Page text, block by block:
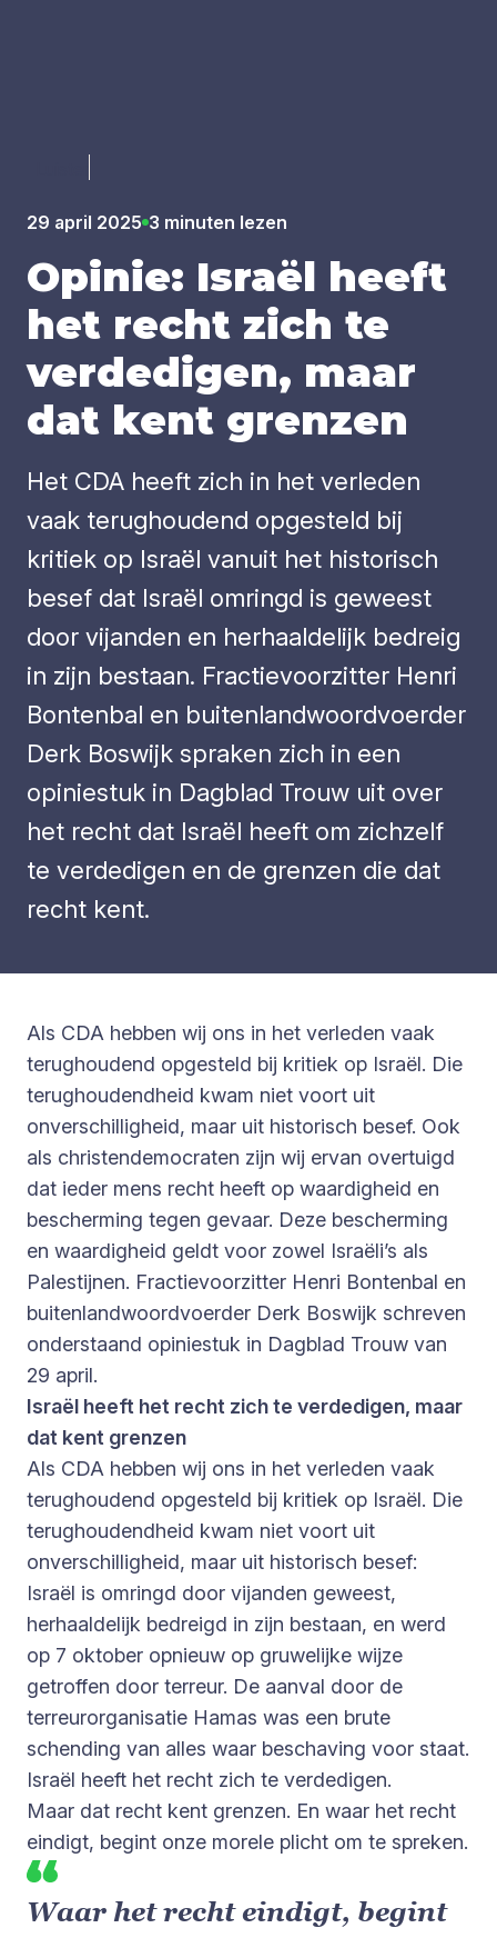
29 april 2025 3 minuten lezen
Opi­nie: Isra­ël heeft
het recht zich te
ver­de­di­gen, maar
dat kent gren­zen
Het CDA heeft zich in het verleden
vaak terughoudend opgesteld bij
kritiek op Israël vanuit het historisch
besef dat Israël omringd is geweest
door vijanden en herhaaldelijk bedreig
in zijn bestaan. Fractievoorzitter Henri
Bontenbal en buitenlandwoordvoerder
Derk Boswijk spraken zich in een
opiniestuk in Dagblad Trouw uit over
het recht dat Israël heeft om zichzelf
te verdedigen en de grenzen die dat
recht kent.
Als CDA hebben wij ons in het verleden vaak
terughoudend opgesteld bij kritiek op Israël. Die
terughoudendheid kwam niet voort uit
onverschilligheid, maar uit historisch besef. Ook
als christendemocraten zijn wij ervan overtuigd
dat ieder mens recht heeft op waardigheid en
bescherming tegen gevaar. Deze bescherming
en waardigheid geldt voor zowel Israëli’s als
Palestijnen. Fractievoorzitter Henri Bontenbal en
buitenlandwoordvoerder Derk Boswijk schreven
onderstaand opiniestuk in Dagblad Trouw van
29 april.
Israël heeft het recht zich te verdedigen, maar
dat kent grenzen
Als CDA hebben wij ons in het verleden vaak
terughoudend opgesteld bij kritiek op Israël. Die
terughoudendheid kwam niet voort uit
onverschilligheid, maar uit historisch besef:
Israël is omringd door vijanden geweest,
herhaaldelijk bedreigd in zijn bestaan, en werd
op 7 oktober opnieuw op gruwelijke wijze
getroffen door terreur. De aanval door de
terreurorganisatie Hamas was een brute
schending van alles waar beschaving voor staat.
Israël heeft het recht zich te verdedigen.
Maar dat recht kent grenzen. En waar het recht
eindigt, begint onze morele plicht om te spreken.
Waar het recht eindigt, begint